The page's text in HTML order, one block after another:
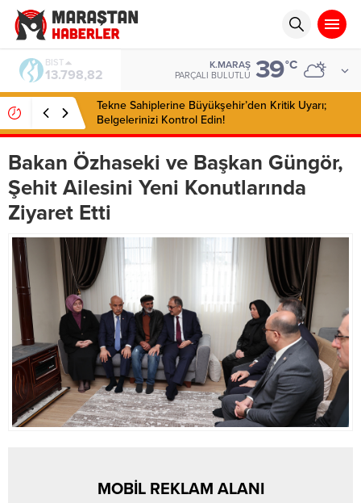
BIST
13.798,82
K.MARAŞ
PARÇALI BULUTLU 39°C
Tekne Sahiplerine Büyükşehir’den Kritik Uyarı;
Belgelerinizi Kontrol Edin!
Bakan Özhaseki ve Başkan Güngör,
Şehit Ailesini Yeni Konutlarında
Ziyaret Etti
MOBİL REKLAM ALANI